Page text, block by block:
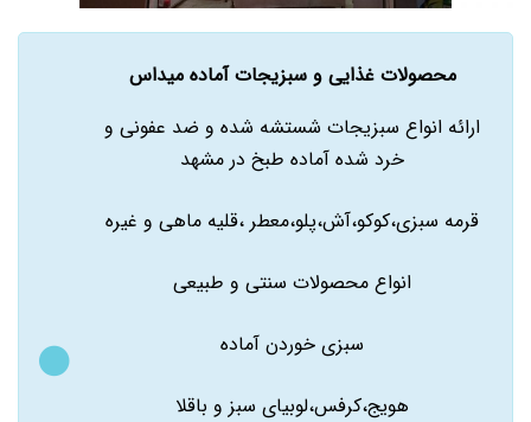
محصولات غذایی و سبزیجات آماده میداس
ارائه انواع سبزیجات شستشه شده و ضد عفونی و
خرد شده آماده طبخ در مشهد
قرمه سبزی،کوکو،آش،پلو،معطر ،قلیه ماهی و غیره
انواع محصولات سنتی و طبیعی
سبزی خوردن آماده
هویج،کرفس،لوبیای سبز و باقلا